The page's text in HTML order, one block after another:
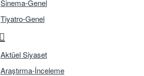
Sinema-Genel
Tiyatro-Genel
Aktüel Siyaset
Araştırma-İnceleme